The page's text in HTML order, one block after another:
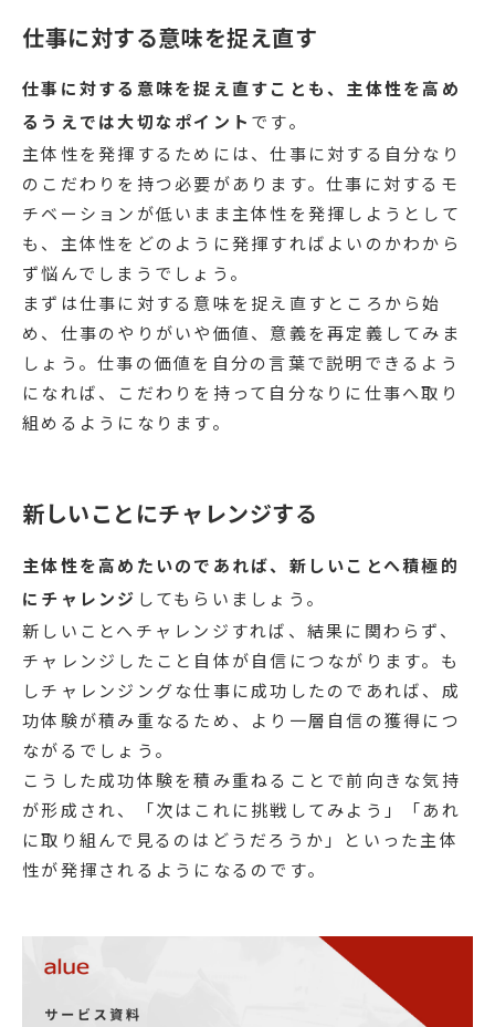
仕事に対する意味を捉え直す
仕事に対する意味を捉え直すことも、主体性を高め
るうえでは大切なポイント です。
主体性を発揮するためには、仕事に対する自分なり
のこだわりを持つ必要があります。仕事に対するモ
チベーションが低いまま主体性を発揮しようとして
も、主体性をどのように発揮すればよいのかわから
ず悩んでしまうでしょう。
まずは仕事に対する意味を捉え直すところから始
め、仕事のやりがいや価値、意義を再定義してみま
しょう。仕事の価値を自分の言葉で説明できるよう
になれば、こだわりを持って自分なりに仕事へ取り
組めるようになります。
新しいことにチャレンジする
主体性を高めたいのであれば、新しいことへ積極的
にチャレンジ してもらいましょう。
新しいことへチャレンジすれば、結果に関わらず、
チャレンジしたこと自体が自信につながります。も
しチャレンジングな仕事に成功したのであれば、成
功体験が積み重なるため、より一層自信の獲得につ
ながるでしょう。
こうした成功体験を積み重ねることで前向きな気持
が形成され、「次はこれに挑戦してみよう」「あれ
に取り組んで見るのはどうだろうか」といった主体
性が発揮されるようになるのです。